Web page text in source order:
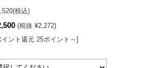
(税込)
(税抜 ¥2,272)
イント還元 25ポイント～]